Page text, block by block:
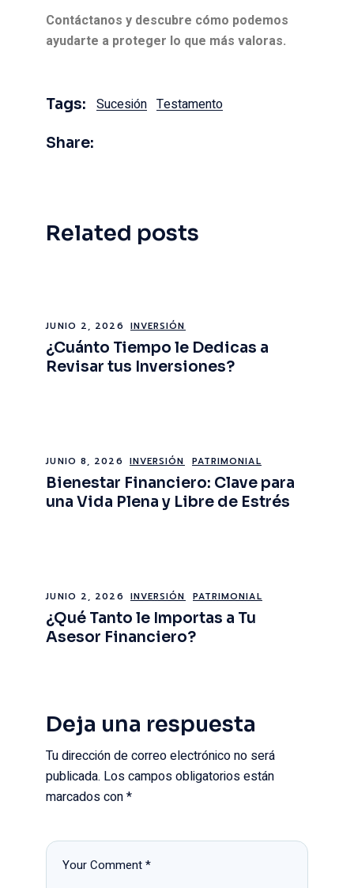
Contáctanos y descubre cómo podemos
ayudarte a proteger lo que más valoras.
Tags: Sucesión Testamento
Share:
Related posts
JUNIO 2, 2026 INVERSIÓN
¿Cuánto Tiempo le Dedicas a
Revisar tus Inversiones?
JUNIO 8, 2026 INVERSIÓN PATRIMONIAL
Bienestar Financiero: Clave para
una Vida Plena y Libre de Estrés
JUNIO 2, 2026 INVERSIÓN PATRIMONIAL
¿Qué Tanto le Importas a Tu
Asesor Financiero?
Deja una respuesta
Tu dirección de correo electrónico no será
publicada. Los campos obligatorios están
marcados con*